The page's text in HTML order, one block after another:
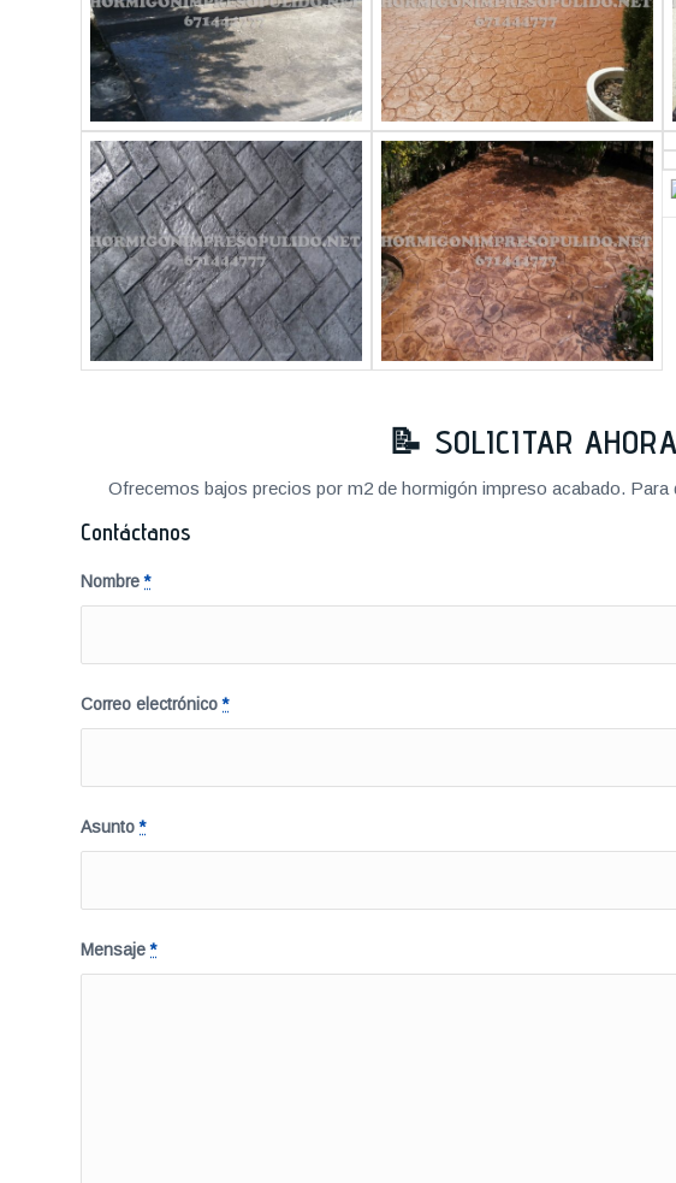
📝 SOLICITAR
Ofrecemos bajos precios por m2 de hormigón impreso acabado.
Contáctanos
Nombre*
Correo electrónico*
Asunto*
Mensaje*